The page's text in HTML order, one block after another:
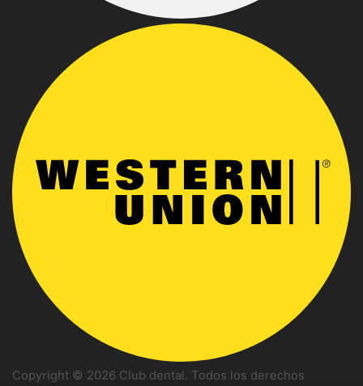
Copyright © 2026 Club dental. Todos los derechos